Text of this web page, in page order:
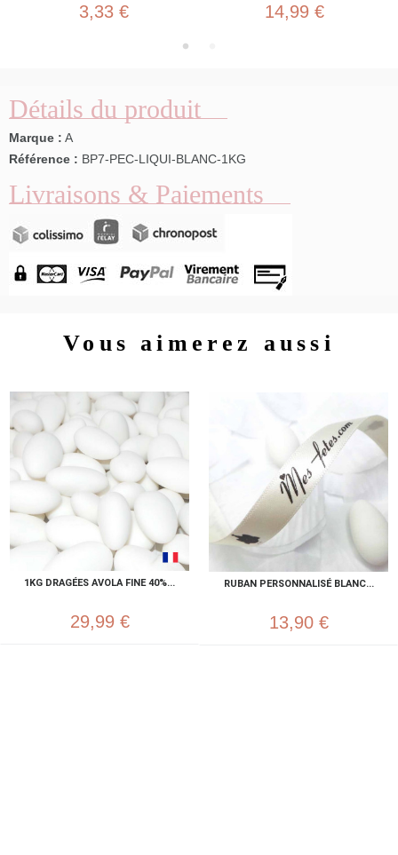
3,33 € 14,99 €
Détails du produit
Marque : A
Référence : BP7-PEC-LIQUI-BLANC-1KG
Livraisons & Paiements
Vous aimerez aussi
1KG DRAGÉES AVOLA FINE 40%...
29,99 €
RUBAN PERSONNALISÉ BLANC...
13,90 €